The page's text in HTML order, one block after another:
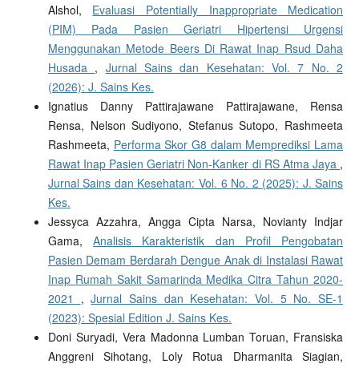
Alshol, Evaluasi Potentially Inappropriate Medication
(PIM) Pada Pasien Geriatri Hipertensi Urgensi
Menggunakan Metode Beers Di Rawat Inap Rsud Daha
Husada , Jurnal Sains dan Kesehatan: Vol. 7 No. 2
(2026): J. Sains Kes.
Ignatius Danny Pattirajawane Pattirajawane, Rensa
Rensa, Nelson Sudiyono, Stefanus Sutopo, Rashmeeta
Rashmeeta, Performa Skor G8 dalam Memprediksi Lama
Rawat Inap Pasien Geriatri Non-Kanker di RS Atma Jaya ,
Jurnal Sains dan Kesehatan: Vol. 6 No. 2 (2025): J. Sains
Kes.
Jessyca Azzahra, Angga Cipta Narsa, Novianty Indjar
Gama,Analisis Karakteristik dan Profil Pengobatan
Pasien Demam Berdarah Dengue Anak di Instalasi Rawat
Inap Rumah Sakit Samarinda Medika Citra Tahun 2020-
2021 ,Jurnal Sains dan Kesehatan: Vol. 5 No. SE-1
(2023): Spesial Edition J. Sains Kes.
Doni Suryadi, Vera Madonna Lumban Toruan, Fransiska
Anggreni Sihotang, Loly Rotua Dharmanita Siagian,